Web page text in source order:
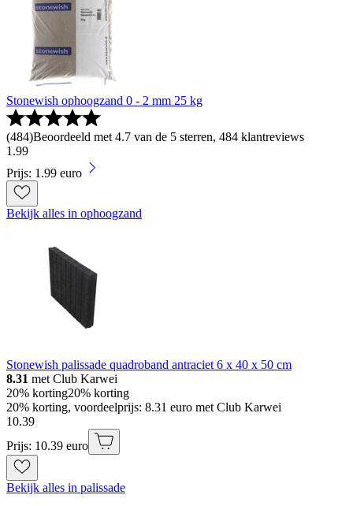
Stonewish ophoogzand 0 - 2 mm 25 kg
(484)Beoordeeld met 4.7 van de 5 sterren, 484 klantreviews
1 .99
Prijs: 1.99 euro
Bekijk alles in ophoogzand
Stonewish palissade quadroband antraciet 6 x 40 x 50 cm
8.31 met Club Karwei
20% korting20% korting
20% korting, voordeelprijs: 8.31 euro met Club Karwei
10.39
Prijs: 10.39 euro
Bekijk alles in palissade